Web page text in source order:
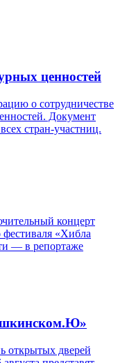
ценностей
о сотрудничестве
Документ
стран-участниц.
концерт
«Хибла
— в репортаже
открытых дверей